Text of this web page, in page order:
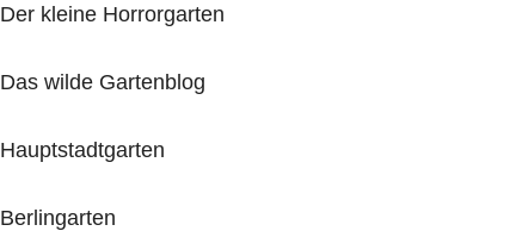
Der kleine Horrorgarten
Das wilde Gartenblog
Hauptstadtgarten
Berlingarten